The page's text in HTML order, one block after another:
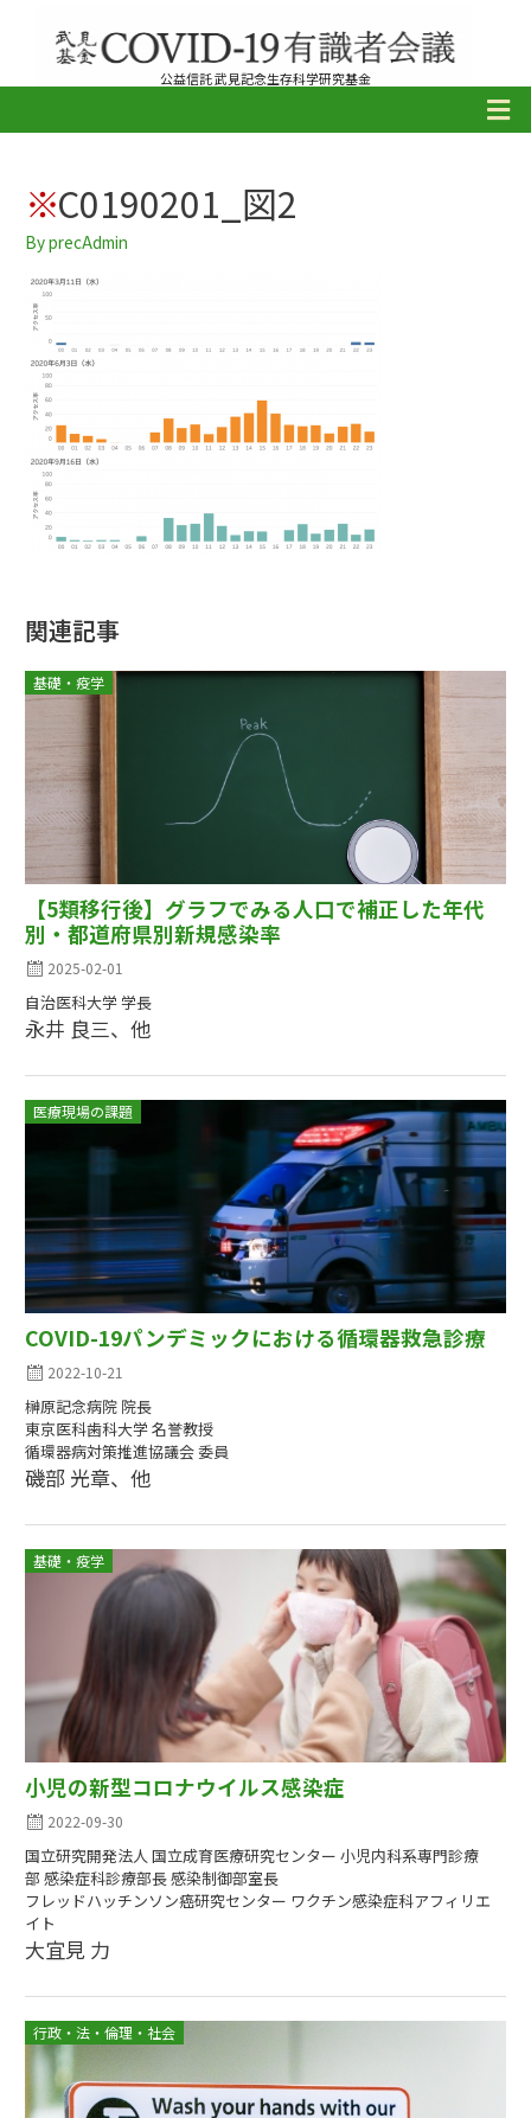
公益信託 武見記念生存科学研究基金
C0190201_図2
ByprecAdmin
関連記事
基礎・疫学
【5類移行後】グラフでみる人口で補正した年代
別・都道府県別新規感染率
2025-02-01
自治医科大学 学長
永井 良三、他
医療現場の課題
COVID-19パンデミックにおける循環器救急診療
2022-10-21
榊原記念病院 院長
東京医科歯科大学 名誉教授
循環器病対策推進協議会 委員
磯部 光章、他
基礎・疫学
小児の新型コロナウイルス感染症
2022-09-30
国立研究開発法人 国立成育医療研究センター 小児内科系専門診療
部 感染症科診療部長 感染制御部室長
フレッドハッチンソン癌研究センター ワクチン感染症科アフィリエ
イト
大宜見 力
行政・法・倫理・社会